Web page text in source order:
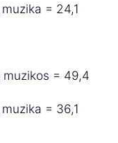
= 24,1
= 49,4
= 36,1